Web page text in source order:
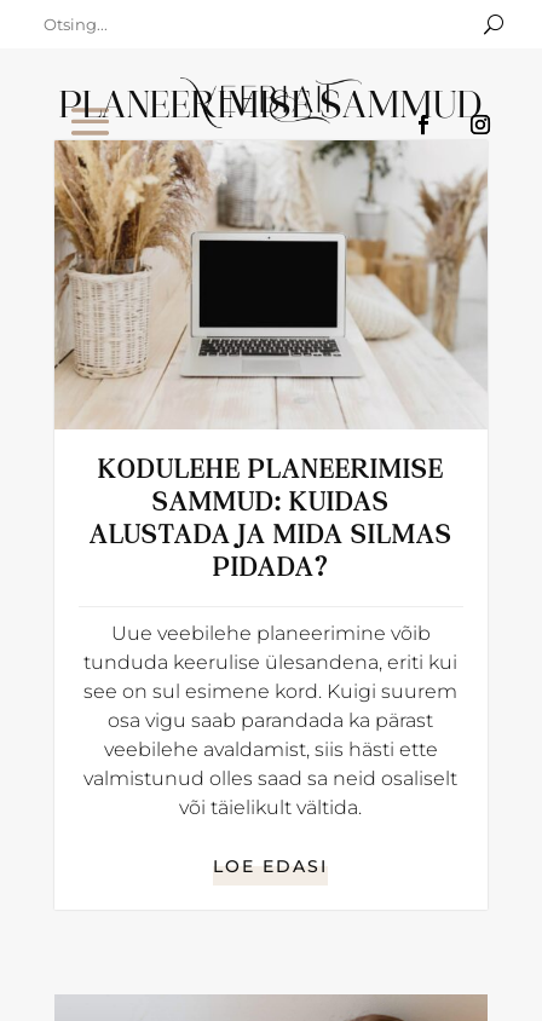
PLANEERIMISE SAMMUD
KODULEHE PLANEERIMISE
SAMMUD: KUIDAS
ALUSTADA JA MIDA SILMAS
PIDADA?
Uue veebilehe planeerimine võib
tunduda keerulise ülesandena, eriti kui
see on sul esimene kord. Kuigi suurem
osa vigu saab parandada ka pärast
veebilehe avaldamist, siis hästi ette
valmistunud olles saad sa neid osaliselt
või täielikult vältida.
LOE EDASI